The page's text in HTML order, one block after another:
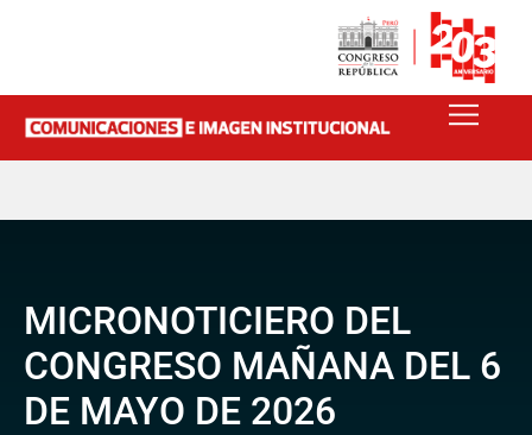
MICRONOTICIERO DEL
CONGRESO MAÑANA DEL 6
DE MAYO DE 2026